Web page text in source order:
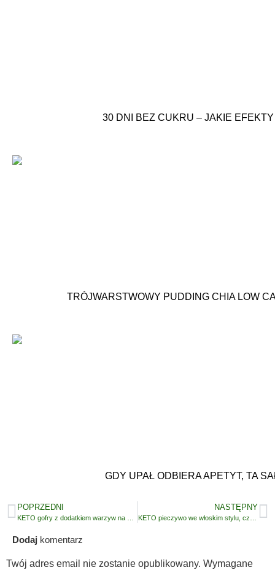
30 DNI BEZ CUKRU – JAKIE
TRÓJWARSTWOWY PUDDING CHIA LOW
GDY UPAŁ ODBIERA APETYT, TA
POPRZEDNI NASTĘPNY
Dodaj komentarz
Twój adres email nie zostanie opublikowany. Wymagane